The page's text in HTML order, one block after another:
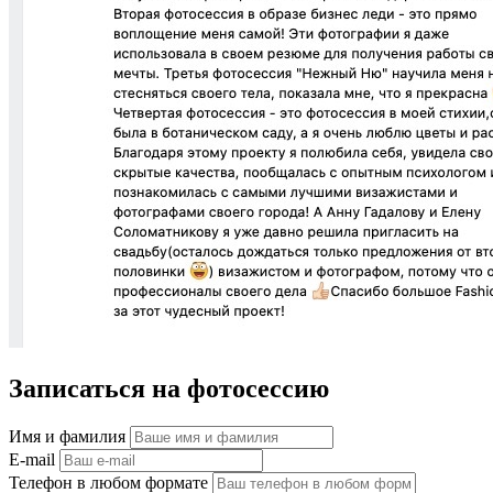
Записаться на фотосессию
Имя и фамилия
E-mail
Телефон в любом формате